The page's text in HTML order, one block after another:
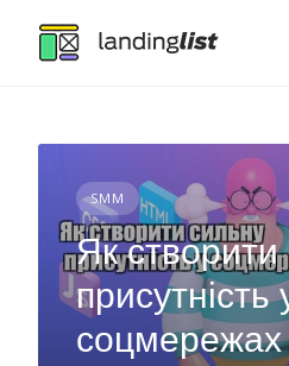
content
SMM
Як
присутність
соцмережах